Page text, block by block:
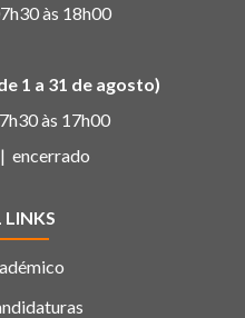
às 18h00
1 a 31 de agosto)
às 17h00
encerrado
LINKS